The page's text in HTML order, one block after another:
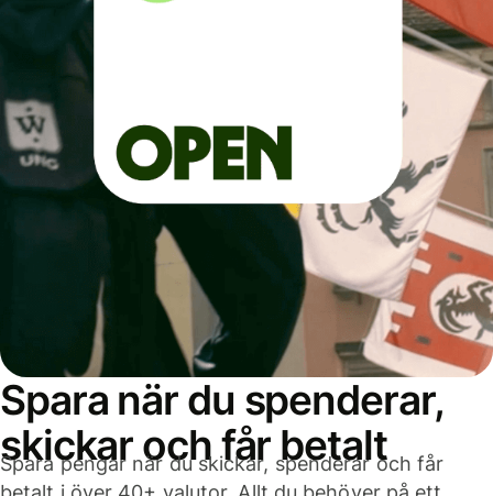
Spara när du spenderar,
skickar och får betalt
Spara pengar när du skickar, spenderar och får